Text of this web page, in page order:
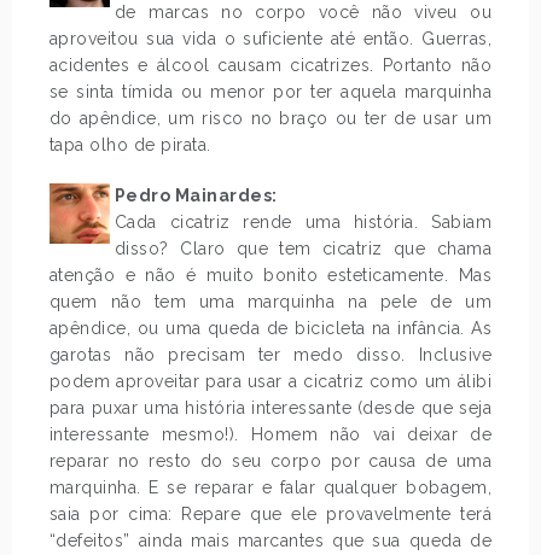
de marcas no corpo você não viveu ou
aproveitou sua vida o suficiente até então. Guerras,
acidentes e álcool causam cicatrizes. Portanto não
se sinta tímida ou menor por ter aquela marquinha
do apêndice, um risco no braço ou ter de usar um
tapa olho de pirata.
Pedro Mainardes:
Cada cicatriz rende uma história. Sabiam
disso? Claro que tem cicatriz que chama
atenção e não é muito bonito esteticamente. Mas
quem não tem uma marquinha na pele de um
apêndice, ou uma queda de bicicleta na infância. As
garotas não precisam ter medo disso. Inclusive
podem aproveitar para usar a cicatriz como um álibi
para puxar uma história interessante (desde que seja
interessante mesmo!). Homem não vai deixar de
reparar no resto do seu corpo por causa de uma
marquinha. E se reparar e falar qualquer bobagem,
saia por cima: Repare que ele provavelmente terá
“defeitos” ainda mais marcantes que sua queda de